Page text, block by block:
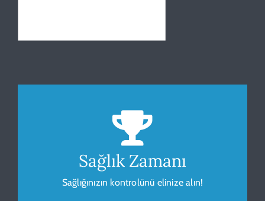
Sağlık Zamanı
Sağlığınızın kontrolünü elinize alın!
Beden Kitle Endeksi
Sağlığınız için vücudunuzu gözlemleyip
ölçümleyin.
HESAPLA